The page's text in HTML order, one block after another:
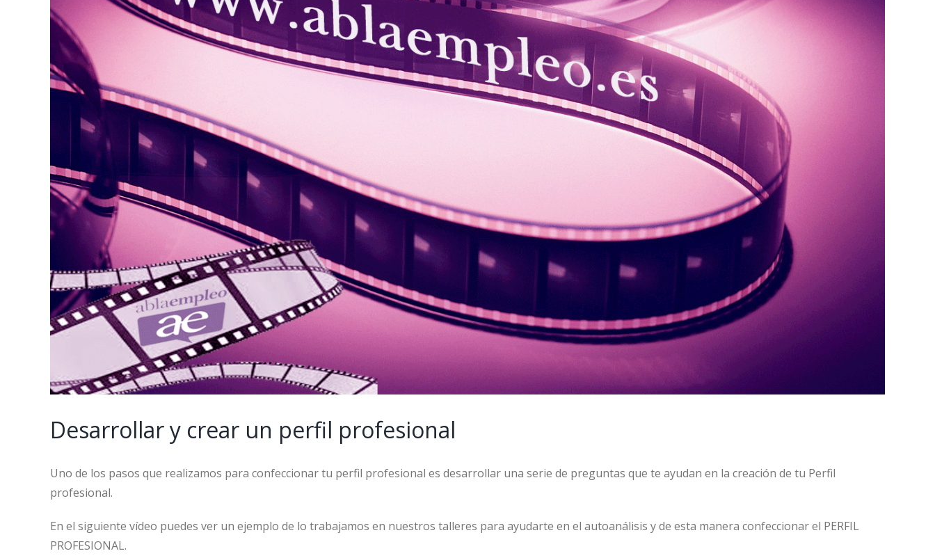
Desarrollar y crear un perfil profesional
Uno de los pasos que realizamos para confeccionar tu perfil profesional es desarrollar una serie de preguntas que te ayudan en la creación de tu Perfil
profesional.
En el siguiente vídeo puedes ver un ejemplo de lo trabajamos en nuestros talleres para ayudarte en el autoanálisis y de esta manera confeccionar el PERFIL
PROFESIONAL.